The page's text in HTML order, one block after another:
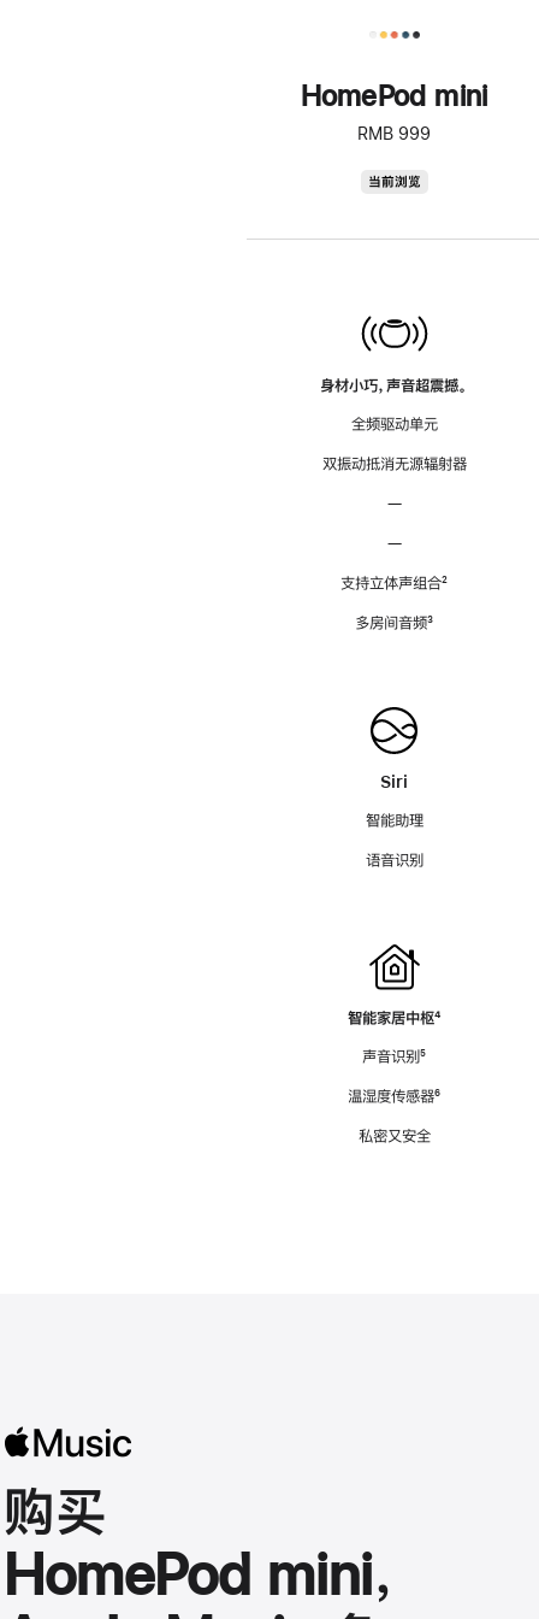
HomePod mini
RMB 999
当前浏览
身材小巧，声音超震撼。
全频驱动单元
双振动抵消无源辐射器
—
—
支持立体声组合脚
²
多房间音频脚
³
Siri
智能助理
语音识别
智能家居中枢脚
⁴
声音识别脚
⁵
温湿度传感器脚
⁶
私密又安全
购买
HomePod mini，